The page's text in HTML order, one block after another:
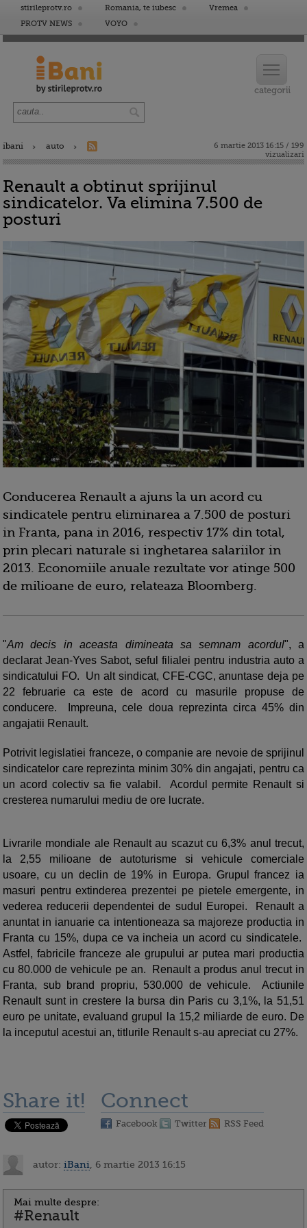
stirileprotv.ro Romania, te iubesc
Vremea
PROTV NEWS
VOYO
ibani auto
6 martie 2013 16:15 / 199
vizualizari
Renault a obtinut sprijinul
sindicatelor. Va elimina 7.500 de
posturi
Conducerea Renault a ajuns la un acord cu
sindicatele pentru eliminarea a 7.500 de posturi
in Franta, pana in 2016, respectiv 17% din total,
prin plecari naturale si inghetarea salariilor in
2013. Economiile anuale rezultate vor atinge 500
de milioane de euro, relateaza Bloomberg.
"Am decis in aceasta dimineata sa semnam acordul", a
declarat Jean-Yves Sabot, seful filialei pentru industria auto a
sindicatului FO. Un alt sindicat, CFE-CGC, anuntase deja pe
22 februarie ca este de acord cu masurile propuse de
conducere. Impreuna, cele doua reprezinta circa 45% din
angajatii Renault.
Potrivit legislatiei franceze, o companie are nevoie de sprijinul
sindicatelor care reprezinta minim 30% din angajati, pentru ca
un acord colectiv sa fie valabil. Acordul permite Renault si
cresterea numarului mediu de ore lucrate.
Livrarile mondiale ale Renault au scazut cu 6,3% anul trecut,
la 2,55 milioane de autoturisme si vehicule comerciale
usoare, cu un declin de 19% in Europa. Grupul francez ia
masuri pentru extinderea prezentei pe pietele emergente, in
vederea reducerii dependentei de sudul Europei. Renault a
anuntat in ianuarie ca intentioneaza sa majoreze productia in
Franta cu 15%, dupa ce va incheia un acord cu sindicatele.
Astfel, fabricile franceze ale grupului ar putea mari productia
cu 80.000 de vehicule pe an. Renault a produs anul trecut in
Franta, sub brand propriu, 530.000 de vehicule. Actiunile
Renault sunt in crestere la bursa din Paris cu 3,1%, la 51,51
euro pe unitate, evaluand grupul la 15,2 miliarde de euro. De
la inceputul acestui an, titlurile Renault s-au apreciat cu 27%.
Share it! Connect
Facebook Twitter RSS Feed
autor: iBani , 6 martie 2013 16:15
Mai multe despre:
#Renault